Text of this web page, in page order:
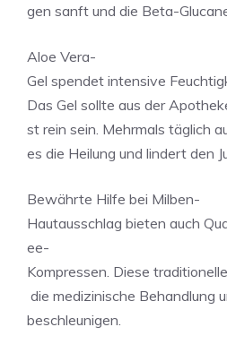
gen sanft und die Beta-
Aloe Vera-
Gel spendet intensive
Das Gel sollte aus der
st rein sein. Mehrmals täglich
es die Heilung und lindert den
Bewährte Hilfe bei Milben-
Hautausschlag bieten auch
ee-
Kompressen. Diese
die medizinische Behandlung
beschleunigen.